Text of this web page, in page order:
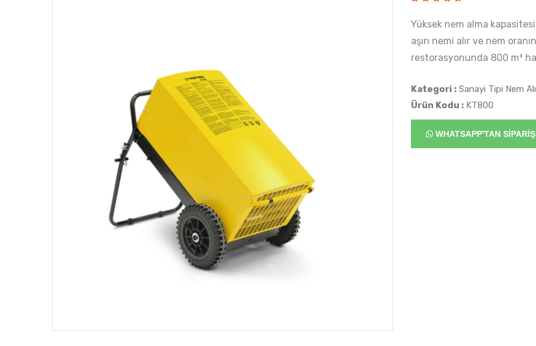
Yüksek nem alma
aşırı nemi alır ve nem
restorasyonunda 800 m³
Kategori : Sanayi Tipi Nem
Ürün Kodu : KT800
WHATSAPP'TAN SİPARİŞ